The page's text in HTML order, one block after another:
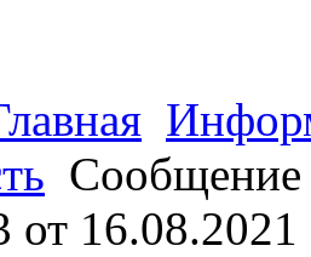
Сообщение
от 16.08.2021